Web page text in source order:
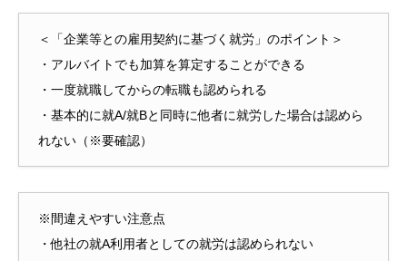
＜「企業等との雇用契約に基づく就労」のポイント＞
・アルバイトでも加算を算定することができる
・一度就職してからの転職も認められる
・基本的に就A/就Bと同時に他者に就労した場合は認めら
れない（※要確認）
※間違えやすい注意点
・他社の就A利用者としての就労は認められない